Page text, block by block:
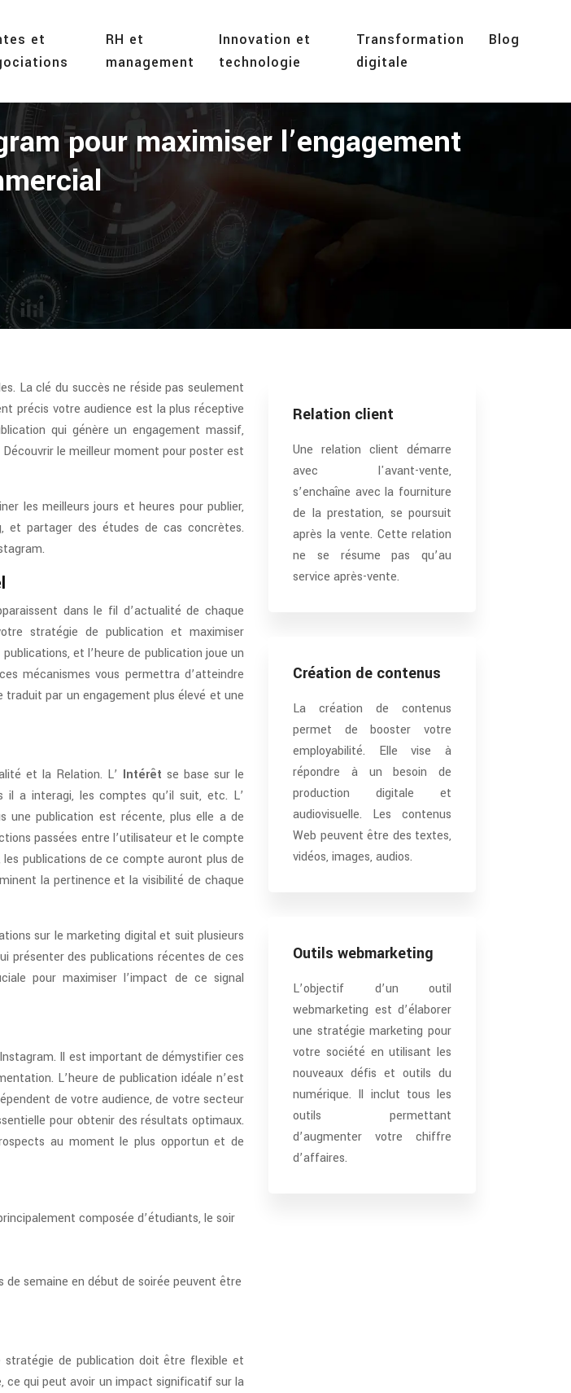
et
RH et
management
Innovation et
technologie
Transformation
digitale
Blog
pour maximiser l’engagement
La clé du succès ne réside pas seulement
précis votre audience est la plus réceptive
qui génère un engagement massif,
le meilleur moment pour poster est
les meilleurs jours et heures pour publier,
et partager des études de cas concrètes.
dans le fil d’actualité de chaque
stratégie de publication et maximiser
et l’heure de publication joue un
mécanismes vous permettra d’atteindre
par un engagement plus élevé et une
et la Relation. L’ Intérêt se base sur le
a interagi, les comptes qu’il suit, etc. L’
une publication est récente, plus elle a de
passées entre l’utilisateur et le compte
publications de ce compte auront plus de
la pertinence et la visibilité de chaque
sur le marketing digital et suit plusieurs
présenter des publications récentes de ces
pour maximiser l’impact de ce signal
Il est important de démystifier ces
L’heure de publication idéale n’est
de votre audience, de votre secteur
pour obtenir des résultats optimaux.
au moment le plus opportun et de
composée d’étudiants, le soir
de semaine en début de soirée peuvent être
stratégie de publication doit être flexible et
ce qui peut avoir un impact significatif sur la
Relation client
Une relation client démarre
avec l'avant-vente,
s’enchaîne avec la fourniture
de la prestation, se poursuit
après la vente. Cette relation
ne se résume pas qu’au
service après-vente.
Création de contenus
La création de contenus
permet de booster votre
employabilité. Elle vise à
répondre à un besoin de
production digitale et
audiovisuelle. Les contenus
Web peuvent être des textes,
vidéos, images, audios.
Outils webmarketing
L’objectif d’un outil
webmarketing est d’élaborer
une stratégie marketing pour
votre société en utilisant les
nouveaux défis et outils du
numérique. Il inclut tous les
outils permettant
d’augmenter votre chiffre
d’affaires.